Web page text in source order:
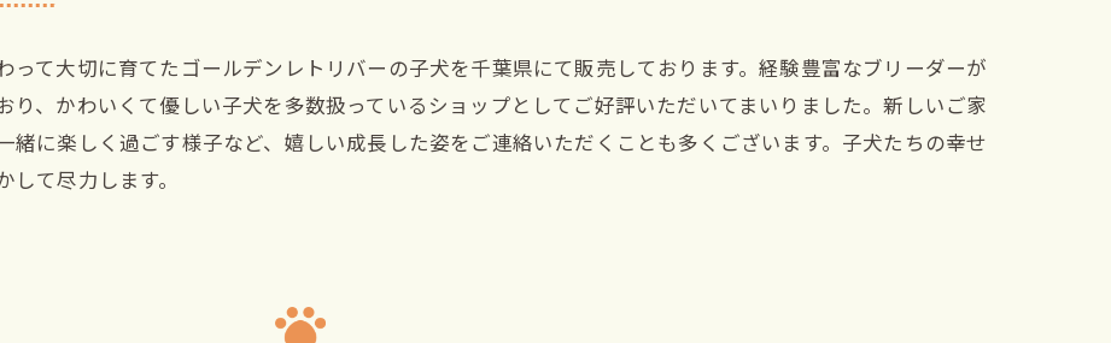
て大切に育てたゴールデンレトリバーの子犬を千葉県にて販売しております。経験豊富なブリーダーが
、かわいくて優しい子犬を多数扱っているショップとしてご好評いただいてまいりました。新しいご家
に楽しく過ごす様子など、嬉しい成長した姿をご連絡いただくことも多くございます。子犬たちの幸せ
て尽力します。